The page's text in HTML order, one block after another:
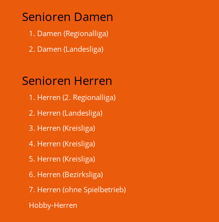
Senioren Damen
1. Damen (Regionalliga)
2. Damen (Landesliga)
Senioren Herren
1. Herren (2. Regionalliga)
2. Herren (Landesliga)
3. Herren (Kreisliga)
4. Herren (Kreisliga)
5. Herren (Kreisliga)
6. Herren (Bezirksliga)
7. Herren (ohne Spielbetrieb)
Hobby-Herren